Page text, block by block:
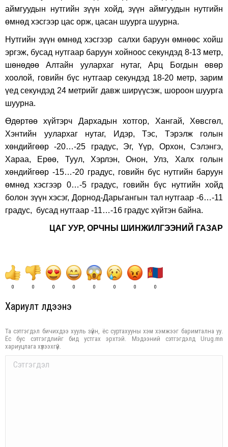
аймгуудын нутгийн зүүн хойд, зүүн аймгуудын нутгийн
өмнөд хэсгээр цас орж, цасан шуурга шуурна.
Нутгийн зүүн өмнөд хэсгээр салхи баруун өмнөөс хойш
эргэж, бусад нутгаар баруун хойноос секундэд 8-13 метр,
шөнөдөө Алтайн уулархаг нутаг, Арц Богдын өвөр
хоолой, говийн бүс нутгаар секундэд 18-20 метр, зарим
үед секундэд 24 метрийг давж ширүүсэж, шороон шуурга
шуурна.
Өдөртөө хүйтэрч Дархадын хотгор, Хангай, Хөвсгөл,
Хэнтийн уулархаг нутаг, Идэр, Тэс, Тэрэлж голын
хөндийгөөр -20…-25 градус, Эг, Үүр, Орхон, Сэлэнгэ,
Хараа, Ерөө, Туул, Хэрлэн, Онон, Улз, Халх голын
хөндийгөөр -15…-20 градус, говийн бүс нутгийн баруун
өмнөд хэсгээр 0…-5 градус, говийн бүс нутгийн хойд
болон зүүн хэсэг, Дорнод-Дарьгангын тал нутгаар -6…-11
градус, бусад нутгаар -11…-16 градус хүйтэн байна.
ЦАГ УУР, ОРЧНЫ ШИНЖИЛГЭЭНИЙ ГАЗАР
0 0 0 0 0 0 0 0
Хариулт үлдээнэ үү
Та сэтгэгдэл бичихдээ хууль зүйн, ёс суртахууны хэм хэмжээг баримтална уу.
Ёс бус сэтгэгдлийг бид устгах эрхтэй. Мэдээний сэтгэгдэлд Urug.mn
хариуцлага хүлээхгүй.
Comment